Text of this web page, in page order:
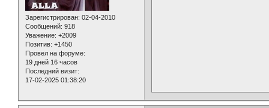
Зарегистрирован: 02-04-2010
Сообщений: 918
Уважение: +2009
Позитив: +1450
Провел на форуме:
19 дней 16 часов
Последний визит:
17-02-2025 01:38:20